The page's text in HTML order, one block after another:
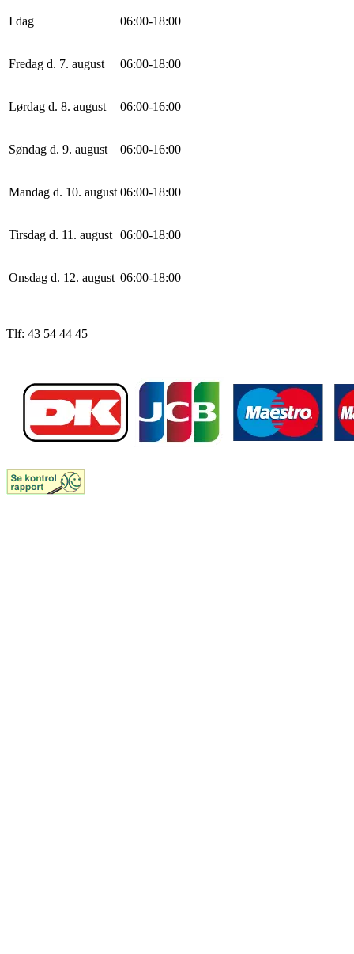
I dag 06:00-18:00
Fredag d. 7. august 06:00-18:00
Lørdag d. 8. august 06:00-16:00
Søndag d. 9. august 06:00-16:00
Mandag d. 10. august 06:00-18:00
Tirsdag d. 11. august 06:00-18:00
Onsdag d. 12. august 06:00-18:00
Tlf: 43 54 44 45